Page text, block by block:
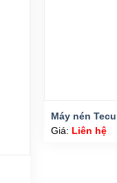
Máy nén
Giá: Liên hệ